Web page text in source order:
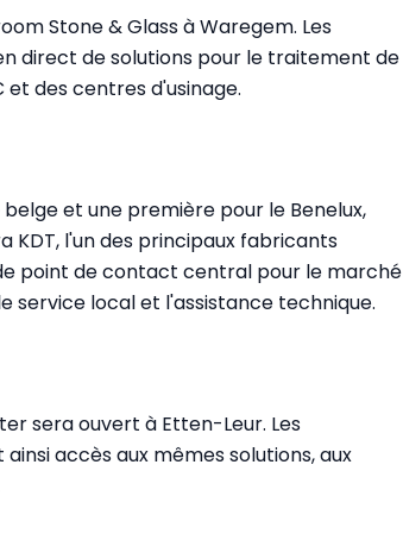
Stone & Glass à Waregem. Les
direct de solutions pour le traitement de
des centres d'usinage.
et une première pour le Benelux,
KDT, l'un des principaux fabricants
point de contact central pour le marché
service local et l'assistance technique.
sera ouvert à Etten-Leur. Les
accès aux mêmes solutions, aux